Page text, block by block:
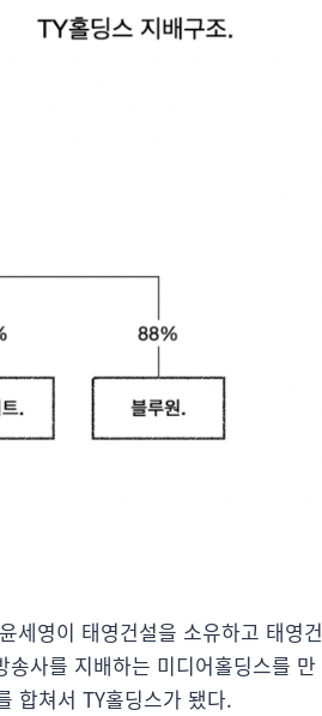
세영이 태영건설을 소유하고 태영건
사를 지배하는 미디어홀딩스를 만
합쳐서 TY홀딩스가 됐다.